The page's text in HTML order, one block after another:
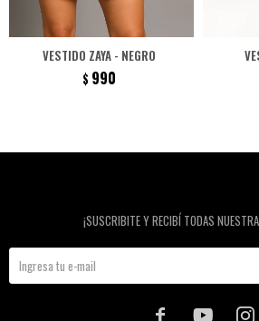
VESTIDO ZAYA - NEGRO
$ 990
¡SUSCRIBITE Y RECIBÍ TODAS
  